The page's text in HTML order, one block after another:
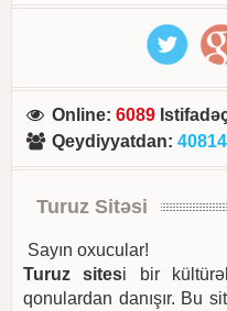
Online:6089
Qeydiyyatdan:40814
Turuz Sitəsi
Sayın oxucular!
Turuz sitesi bir
qonulardan danışır. Bu